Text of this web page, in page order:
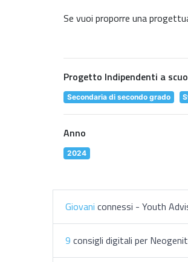
Se vuoi proporre una
Progetto Indipendenti a
Secondaria di secondo grado
Anno
2024
Giovani connessi - Youth
9 consigli digitali per